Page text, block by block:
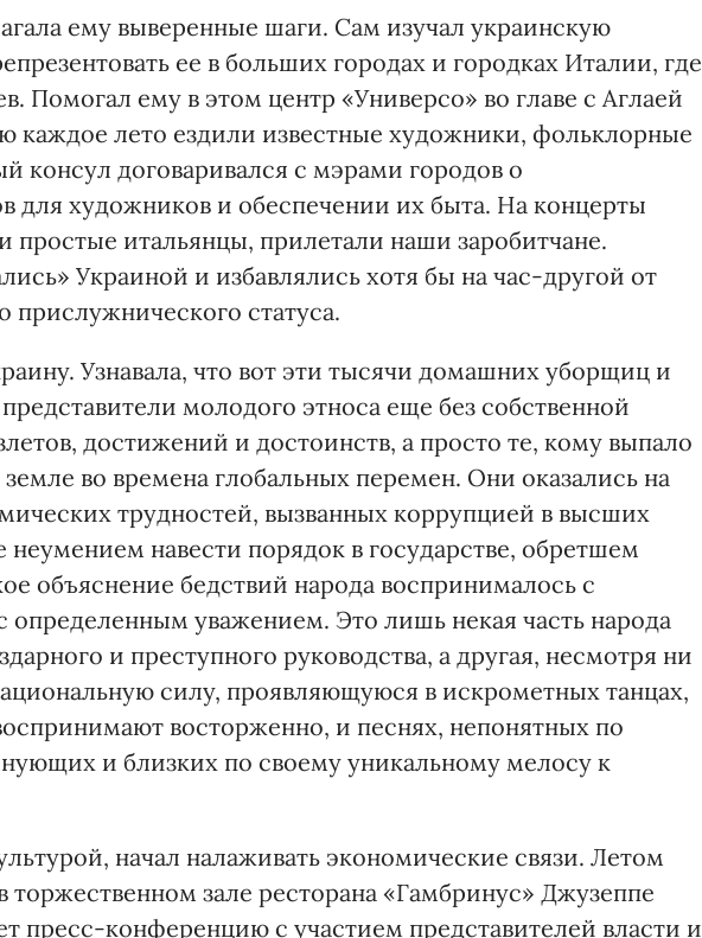
ему выверенные шаги. Сам изучал украинскую
ее в больших городах и городках Италии, где
Помогал ему в этом центр «Универсо» во главе с Аглаей
каждое лето ездили известные художники, фольклорные
консул договаривался с мэрами городов о
для художников и обеспечении их быта. На концерты
простые итальянцы, прилетали наши заробитчане.
Украиной и избавлялись хотя бы на час-другой от
прислужнического статуса.
Узнавала, что вот эти тысячи домашних уборщиц и
молодого этноса еще без собственной
достижений и достоинств, а просто те, кому выпало
во времена глобальных перемен. Они оказались на
трудностей, вызванных коррупцией в высших
неумением навести порядок в государстве, обретшем
объяснение бедствий народа воспринималось с
уважением. Это лишь некая часть народа
и преступного руководства, а другая, несмотря ни
силу, проявляющуюся в искрометных танцах,
восторженно, и песнях, непонятных по
и близких по своему уникальному мелосу к
начал налаживать экономические связи. Летом
торжественном зале ресторана «Гамбринус» Джузеппе
пресс-конференцию с участием представителей власти и